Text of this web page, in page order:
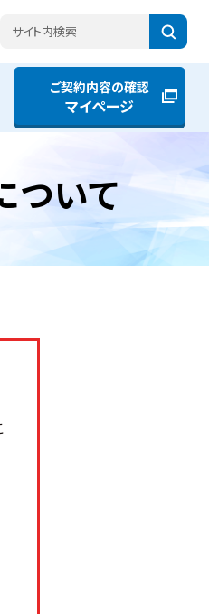
ご契約内容の確認
マイページ
ついて